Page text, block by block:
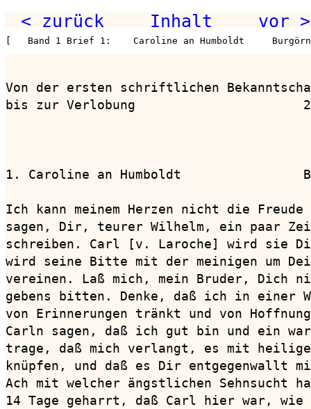
< zurück Inhalt vor >
[   Band 1 Brief 1:    Caroline an Humboldt
Von der ersten schriftlichen
bis zur Verlobung                      28.
1. Caroline an Humboldt
Ich kann meinem Herzen nicht die
sagen, Dir, teurer Wilhelm, ein paar
schreiben. Carl [v. Laroche] wird sie
wird seine Bitte mit der meinigen um
vereinen. Laß mich, mein Bruder, Dich
gebens bitten. Denke, daß ich in einer
von Erinnerungen tränkt und von
Carln sagen, daß ich gut bin und ein
trage, daß mich verlangt, es mit
knüpfen, und daß es Dir entgegenwallt
Ach mit welcher ängstlichen Sehnsucht
14 Tage geharrt, daß Carl hier war,